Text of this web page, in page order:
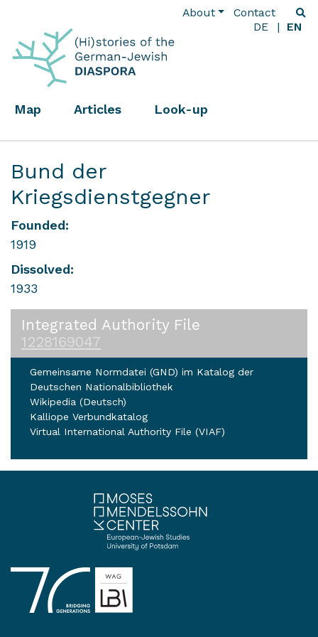
About
Contact
DE
EN
Map Articles Look-up
Bund der
Kriegsdienstgegner
Founded:
1919
Dissolved:
1933
Integrated Authority File
1228169047
Gemeinsame Normdatei (GND) im Katalog der
Deutschen Nationalbibliothek
Wikipedia (Deutsch)
Kalliope Verbundkatalog
Virtual International Authority File (VIAF)